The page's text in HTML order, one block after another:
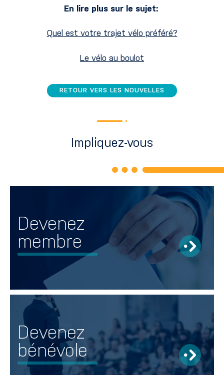
En lire plus sur le sujet:
Quel est votre trajet vélo préféré?
Le vélo au boulot
RETOUR VERS LES NOUVELLES
Impliquez-vous
Devenez
membre
Devenez
bénévole